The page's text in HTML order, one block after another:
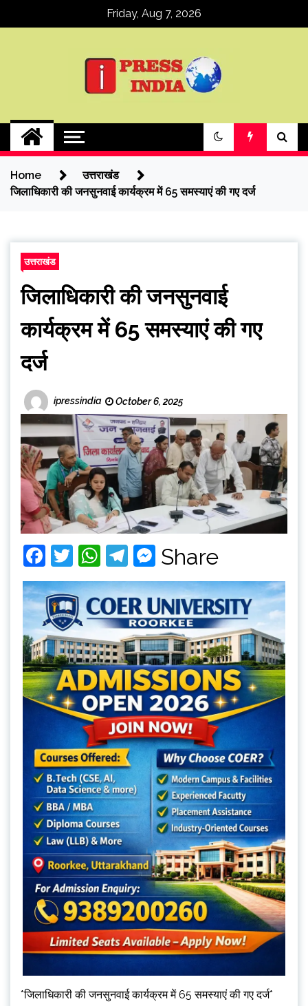
Friday, Aug 7, 2026
ipressindia
Home
उत्तराखंड
जिलाधिकारी की जनसुनवाई कार्यक्रम में 65 समस्याएं की गए दर्ज
उत्तराखंड
जिलाधिकारी की जनसुनवाई
कार्यक्रम में 65 समस्याएं की गए
दर्ज
ipressindia October 6, 2025
Facebook
Twitter
WhatsApp
Telegram
Messenger
Share
*जिलाधिकारी की जनसुनवाई कार्यक्रम में 65 समस्याएं की गए दर्ज*